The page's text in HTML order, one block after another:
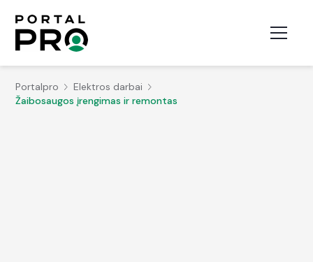
Portalpro
Elektros darbai
Žaibosaugos įrengimas ir remontas